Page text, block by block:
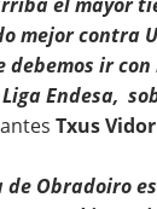
mejor contra
debemos ir
Endesa,
Txus
Obradoiro